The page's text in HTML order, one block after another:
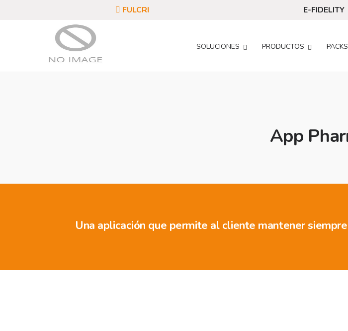
FULCRI E-FIDELITY
SOLUCIONES PRODUCTOS PACKS
App
Una aplicación que permite al cliente mantener